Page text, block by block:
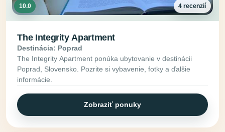
10.0 4 recenzií
The Integrity Apartment
Destinácia: Poprad
The Integrity Apartment ponúka ubytovanie v destinácii
Poprad, Slovensko. Pozrite si vybavenie, fotky a ďalšie
informácie.
Zobraziť ponuky